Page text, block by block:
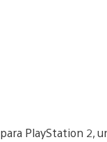
para PlayStation 2,